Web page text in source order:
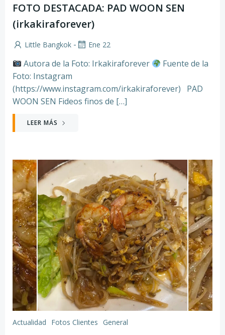
FOTO DESTACADA: PAD WOON SEN
(irkakiraforever)
Little Bangkok - Ene 22
Autora de la Foto: Irkakiraforever
Fuente de la
Foto: Instagram
(https://www.instagram.com/irkakiraforever) PAD
WOON SEN Fideos finos de […]
LEER MÁS
Actualidad Fotos Clientes General